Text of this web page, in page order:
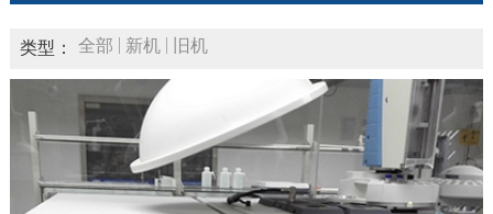
类型： 全部 新机 旧机